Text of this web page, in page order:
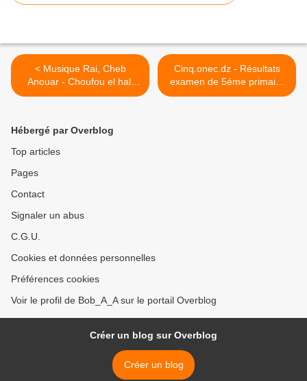
< Musique Rai, Cheb
Anouar - Choufou el hali
غناء راي ـ الشاب أنور
Cinq.onec.dz - Résultats
examen de 5éme primaire
شهادة نهاية مرحلة التعليم
Hébergé par Overblog
Top articles
Pages
Contact
Signaler un abus
C.G.U.
Cookies et données personnelles
Préférences cookies
Voir le profil de Bob_A_A sur le portail Overblog
Créer un blog sur Overblog
Créer un blog